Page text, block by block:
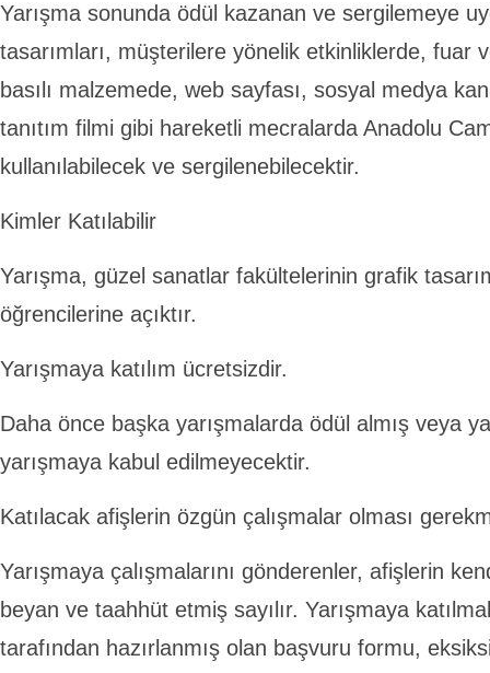
Yarışma sonunda ödül kazanan ve sergilemeye
tasarımları, müşterilere yönelik etkinliklerde, fuar
basılı malzemede, web sayfası, sosyal medya
tanıtım filmi gibi hareketli mecralarda Anadolu
kullanılabilecek ve sergilenebilecektir.
Kimler Katılabilir
Yarışma, güzel sanatlar fakültelerinin grafik
öğrencilerine açıktır.
Yarışmaya katılım ücretsizdir.
Daha önce başka yarışmalarda ödül almış veya
yarışmaya kabul edilmeyecektir.
Katılacak afişlerin özgün çalışmalar olması
Yarışmaya çalışmalarını gönderenler, afişlerin
beyan ve taahhüt etmiş sayılır. Yarışmaya
tarafından hazırlanmış olan başvuru formu,